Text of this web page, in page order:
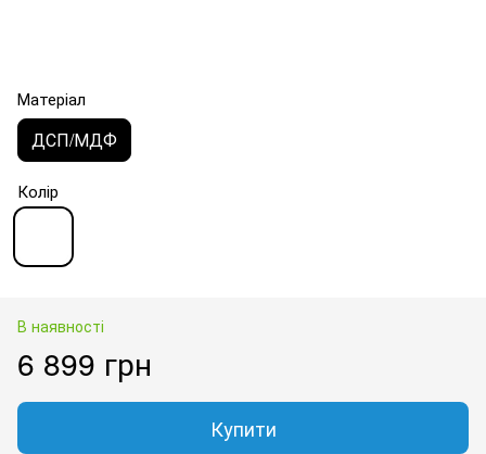
Матеріал
ДСП/МДФ
Колір
В наявності
6 899 грн
Купити